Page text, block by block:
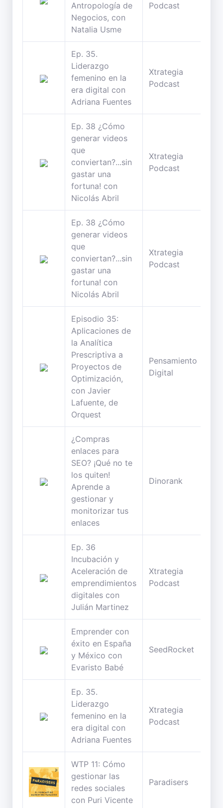
Antropología de
Negocios, con
Natalia Usme
Podcast
Ep. 35.
Liderazgo
femenino en la
era digital con
Adriana Fuentes
Xtrategia
Podcast
Ep. 38 ¿Cómo
generar videos
que
conviertan?...sin
gastar una
fortuna! con
Nicolás Abril
Xtrategia
Podcast
Ep. 38 ¿Cómo
generar videos
que
conviertan?...sin
gastar una
fortuna! con
Nicolás Abril
Xtrategia
Podcast
Episodio 35:
Aplicaciones de
la Analítica
Prescriptiva a
Proyectos de
Optimización,
con Javier
Lafuente, de
Orquest
Pensamiento
Digital
¿Compras
enlaces para
SEO? ¡Qué no te
los quiten!
Aprende a
gestionar y
monitorizar tus
enlaces
Dinorank
Ep. 36
Incubación y
Aceleración de
emprendimientos
digitales con
Julián Martinez
Xtrategia
Podcast
Emprender con
éxito en España
y México con
Evaristo Babé
SeedRocket
Ep. 35.
Liderazgo
femenino en la
era digital con
Adriana Fuentes
Xtrategia
Podcast
WTP 11: Cómo
gestionar las
redes sociales
con Puri Vicente
Paradisers